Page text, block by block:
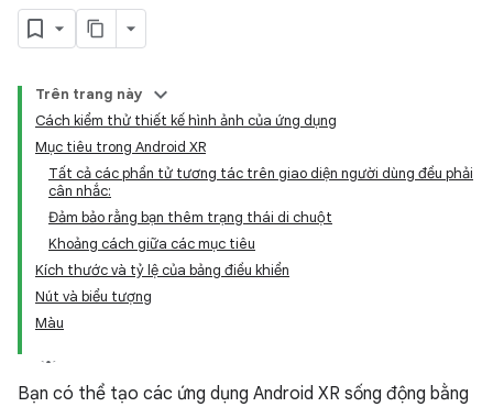
Trên trang này
Cách kiểm thử thiết kế hình ảnh của ứng dụng
Mục tiêu trong Android XR
Tất cả các phần tử tương tác trên giao diện người dùng đều phải
cân nhắc:
Đảm bảo rằng bạn thêm trạng thái di chuột
Khoảng cách giữa các mục tiêu
Kích thước và tỷ lệ của bảng điều khiển
Nút và biểu tượng
Màu
Bạn có thể tạo các ứng dụng Android XR sống động bằng